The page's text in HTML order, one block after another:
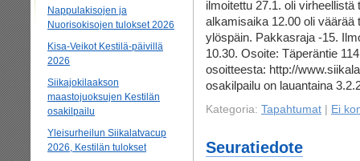
Nappulakisojen ja
Nuorisokisojen tulokset 2026
Kisa-Veikot Kestilä-päivillä
2026
Siikajokilaakson
maastojuoksujen Kestilän
osakilpailu
Yleisurheilun Siikalatvacup
2026, Kestilän tulokset
ilmoitettu 27.1. oli
alkamisaika 12.00 oli väärää
ylöspäin. Pakkasraja -15.
10.30. Osoite: Täperäntie
osoitteesta: http://
osakilpailu on lauantaina
Kategoria: Tapahtumat Ei
Seuratiedote